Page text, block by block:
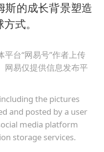
斯的成长背景塑造
式。
台“网易号”作者上传
网易仅提供信息发布平
the pictures
and posted by a user
media platform
storage services.